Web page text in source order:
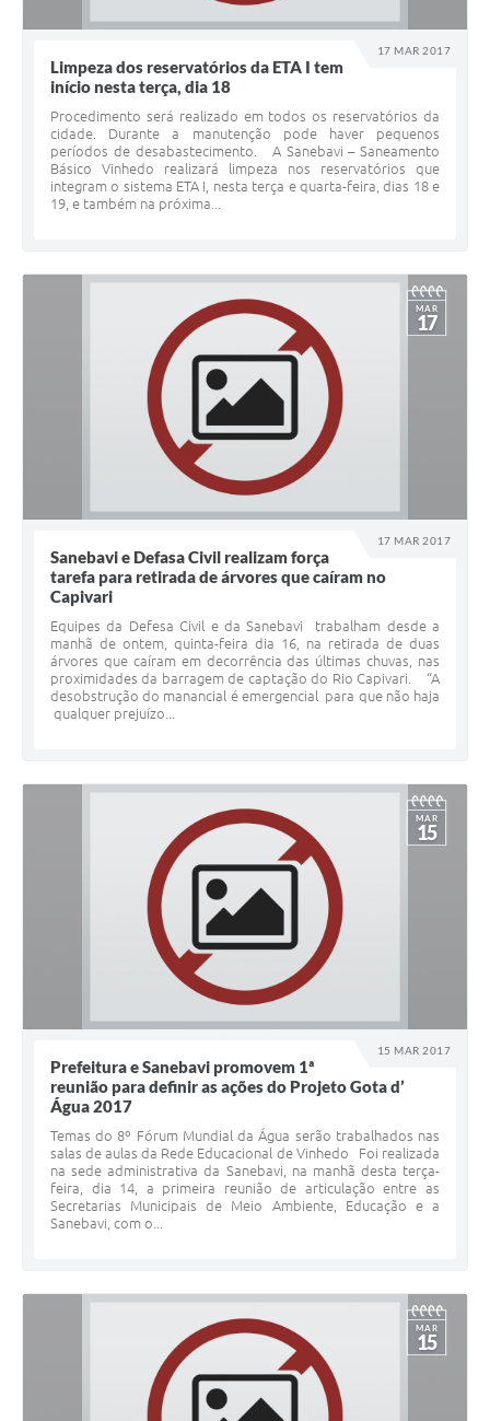
17 MAR 2017
Limpeza dos reservatórios da ETA I tem
iní­cio nesta terça, dia 18
Procedimento será realizado em todos os reservatórios da
cidade. Durante a manutenção pode haver pequenos
períodos de desabastecimento. A Sanebavi – Saneamento
Básico Vinhedo realizará limpeza nos reservatórios que
integram o sistema ETA I, nesta terça e quarta-feira, dias 18 e
19, e também na próxima...
17 MAR 2017
MAR
17
Sanebavi e Defasa Civil realizam força
tarefa para retirada de árvores que caí­ram no
Capivari
Equipes da Defesa Civil e da Sanebavi trabalham desde a
manhã de ontem, quinta-feira dia 16, na retirada de duas
árvores que caíram em decorrência das últimas chuvas, nas
proximidades da barragem de captação do Rio Capivari. “A
desobstrução do manancial é emergencial para que não haja
qualquer prejuízo...
15 MAR 2017
MAR
15
Prefeitura e Sanebavi promovem 1ª
reunião para definir as ações do Projeto Gota d’
Água 2017
Temas do 8º Fórum Mundial da Água serão trabalhados nas
salas de aulas da Rede Educacional de Vinhedo Foi realizada
na sede administrativa da Sanebavi, na manhã desta terça-
feira, dia 14, a primeira reunião de articulação entre as
Secretarias Municipais de Meio Ambiente, Educação e a
Sanebavi, com o...
MAR
15